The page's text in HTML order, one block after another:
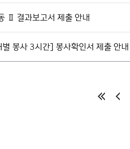
Ⅱ 결과보고서 제출 안내
봉사 3시간] 봉사확인서 제출 안내